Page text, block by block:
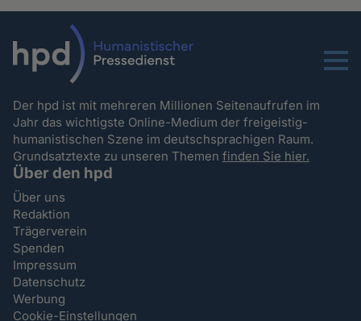
Menu
Der hpd ist mit mehreren Millionen Seitenaufrufen im
Jahr das wichtigste Online-Medium der freigeistig-
humanistischen Szene im deutschsprachigen Raum.
Grundsatztexte zu unseren Themenfinden Sie hier.
Über den hpd
Über uns
Redaktion
Trägerverein
Spenden
Impressum
Datenschutz
Werbung
Cookie-Einstellungen